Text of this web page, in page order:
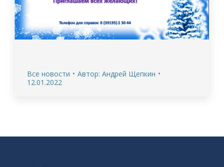
Все новости Автор: Андрей Щепкин
12.01.2022